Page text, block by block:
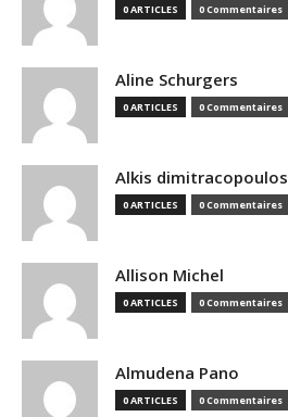
0 ARTICLES 0 Commentaires
Aline Schurgers
0 ARTICLES 0 Commentaires
Alkis dimitracopoulos
0 ARTICLES 0 Commentaires
Allison Michel
0 ARTICLES 0 Commentaires
Almudena Pano
0 ARTICLES 0 Commentaires